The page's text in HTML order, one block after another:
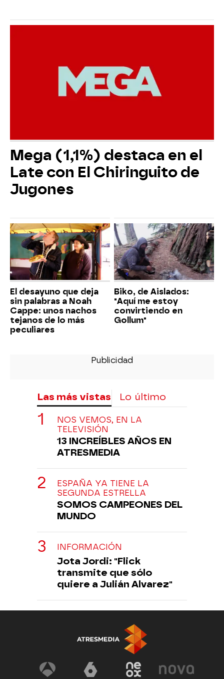
Mega (1,1%) destaca en el
Late con El Chiringuito de
Jugones
El desayuno que deja
sin palabras a Noah
Cappe: unos nachos
tejanos de lo más
peculiares
Biko, de Aislados:
"Aquí me estoy
convirtiendo en
Gollum"
Las más vistas Lo último
NOS VEMOS, EN LA
TELEVISIÓN
13 INCREÍBLES AÑOS EN
ATRESMEDIA
ESPAÑA YA TIENE LA
SEGUNDA ESTRELLA
SOMOS CAMPEONES DEL
MUNDO
INFORMACIÓN
Jota Jordi: "Flick
transmite que sólo
quiere a Julián Alvarez"